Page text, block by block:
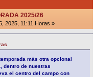
2025/26
2025, 11:11 Horas »
más otra opcional
dentro de nuestras
el centro del campo con